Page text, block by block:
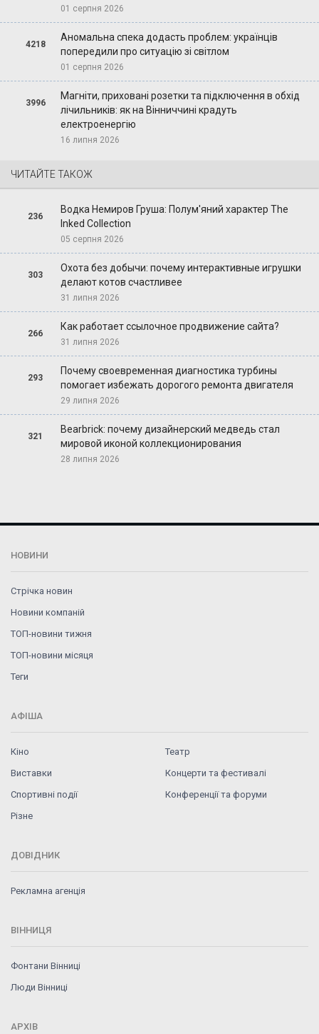
01 серпня 2026
4218
Аномальна спека додасть проблем: українців
попередили про ситуацію зі світлом
01 серпня 2026
3996
Магніти, приховані розетки та підключення в обхід
лічильників: як на Вінниччині крадуть
електроенергію
16 липня 2026
ЧИТАЙТЕ ТАКОЖ
236
Водка Немиров Груша: Полум'яний характер The
Inked Collection
05 серпня 2026
303
Охота без добычи: почему интерактивные игрушки
делают котов счастливее
31 липня 2026
266
Как работает ссылочное продвижение сайта?
31 липня 2026
293
Почему своевременная диагностика турбины
помогает избежать дорогого ремонта двигателя
29 липня 2026
321
Bearbrick: почему дизайнерский медведь стал
мировой иконой коллекционирования
28 липня 2026
НОВИНИ
Стрічка новин
Новини компаній
ТОП-новини тижня
ТОП-новини місяця
Теги
АФІША
Кіно
Театр
Виставки
Концерти та фестивалі
Спортивні події
Конференції та форуми
Різне
ДОВІДНИК
Рекламна агенція
ВІННИЦЯ
Фонтани Вінниці
Люди Вінниці
АРХІВ